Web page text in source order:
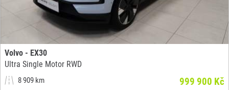
Volvo - EX30
Ultra Single Motor RWD
8 909 km
999 900 Kč